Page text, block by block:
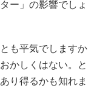
ー」の影響でしょ
も平気でしますか
かしくはない。と
り得るかも知れま